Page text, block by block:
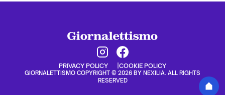
PRIVACY POLICY COOKIE POLICY
GIORNALETTISMO COPYRIGHT © 2026 BY NEXILIA. ALL RIGHTS
RESERVED